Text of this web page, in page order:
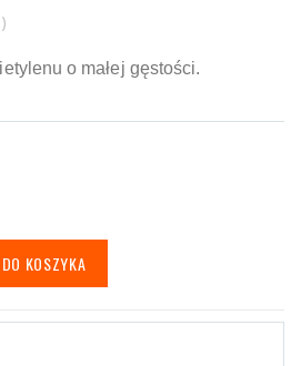
o małej gęstości.
DO KOSZYKA